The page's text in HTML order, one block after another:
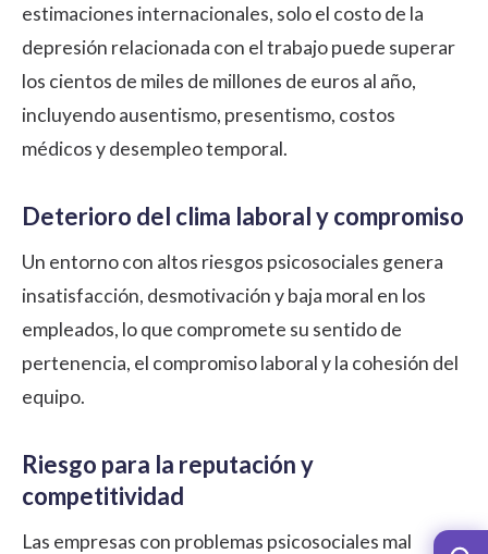
estimaciones internacionales, solo el costo de la
depresión relacionada con el trabajo puede superar
los cientos de miles de millones de euros al año,
incluyendo ausentismo, presentismo, costos
médicos y desempleo temporal.
Deterioro del clima laboral y compromiso
Un entorno con altos riesgos psicosociales genera
insatisfacción, desmotivación y baja moral en los
empleados, lo que compromete su sentido de
pertenencia, el compromiso laboral y la cohesión del
equipo.
Riesgo para la reputación y
competitividad
Las empresas con problemas psicosociales mal